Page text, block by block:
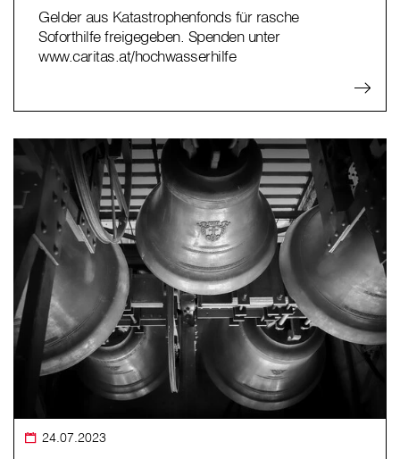
Gelder aus Katastrophenfonds für rasche
Soforthilfe freigegeben. Spenden unter
www.caritas.at/hochwasserhilfe
24.07.2023